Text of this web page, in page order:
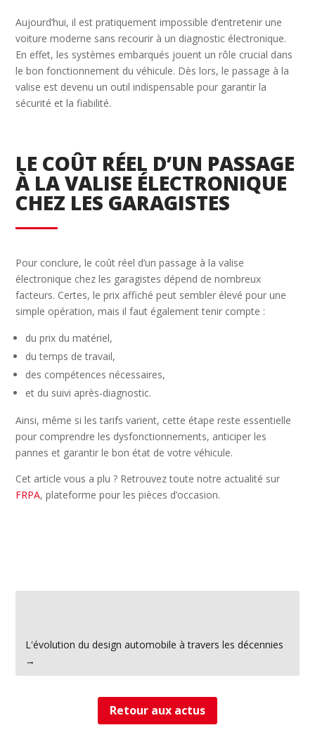
Aujourd’hui, il est pratiquement impossible d’entretenir une
voiture moderne sans recourir à un diagnostic électronique.
En effet, les systèmes embarqués jouent un rôle crucial dans
le bon fonctionnement du véhicule. Dès lors, le passage à la
valise est devenu un outil indispensable pour garantir la
sécurité et la fiabilité.
LE COÛT RÉEL D’UN PASSAGE
À LA VALISE ÉLECTRONIQUE
CHEZ LES GARAGISTES
Pour conclure, le coût réel d’un passage à la valise
électronique chez les garagistes dépend de nombreux
facteurs. Certes, le prix affiché peut sembler élevé pour une
simple opération, mais il faut également tenir compte :
du prix du matériel,
du temps de travail,
des compétences nécessaires,
et du suivi après-diagnostic.
Ainsi, même si les tarifs varient, cette étape reste essentielle
pour comprendre les dysfonctionnements, anticiper les
pannes et garantir le bon état de votre véhicule.
Cet article vous a plu ? Retrouvez toute notre actualité sur
FRPA, plateforme pour les pièces d’occasion.
L'évolution du design automobile à travers les décennies
→
Retour aux actus